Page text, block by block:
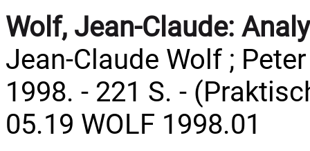
Wolf, Jean-Claude:
Jean-Claude Wolf ;
1998. - 221 S. -
05.19 WOLF 1998.01